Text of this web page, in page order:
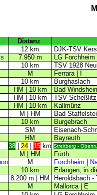
Distanz
12 km
DJK-TSV
7.950 m
LG
10 km
TSV 1928
M
Ferrara | I
10 km
Burghaslach
HM | 10 km
Bad
HM | 10 km
TSV Scheßlitz
HM | 10 km
Kallmünz
M | HM
Bad
10 km
Burgebrach
SM
Eisenach-
HM
Bayreuth
38 24 15 km Streitberg -
M | HM
Fürth
M Forchheim
10 km
Erlangen, in
8.200 m | HM
Heroldsbach -
M
Mallorca | E